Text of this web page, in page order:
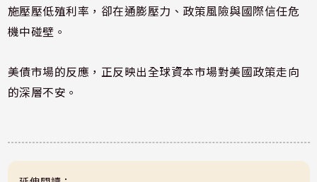
施壓壓低殖利率，卻在通膨壓力、政策風險與國際信任危
機中碰壁。
美債市場的反應，正反映出全球資本市場對美國政策走向
的深層不安。